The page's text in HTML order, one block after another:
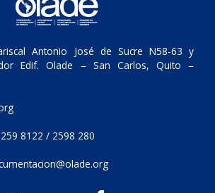
Antonio José de Sucre N58-63 y
Edif. Olade – San Carlos, Quito –
8122 / 2598 280